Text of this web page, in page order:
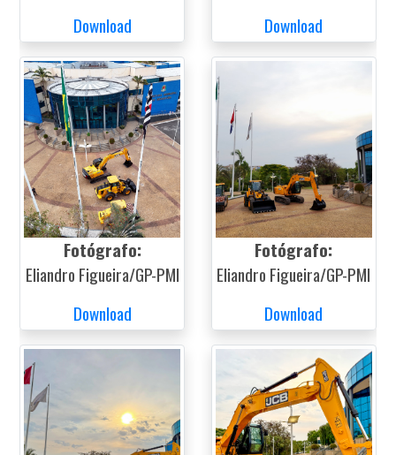
Download
Download
Fotógrafo:
Eliandro Figueira/GP-PMI
Download
Fotógrafo:
Eliandro Figueira/GP-PMI
Download